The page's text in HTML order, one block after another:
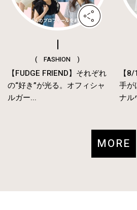
( FASHION )
【FUDGE FRIEND】それぞれ
の“好き”が光る。オフィシャ
ルガー...
【
手が
ナル
MORE